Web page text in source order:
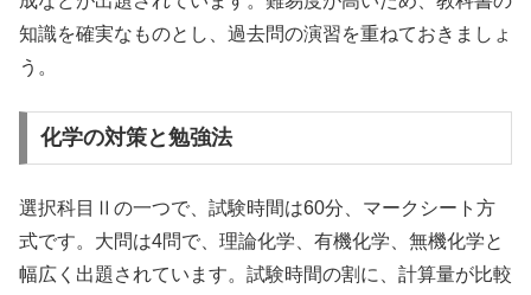
知識を確実なものとし、過去問の演習を重ねておきましょ
う。
化学の対策と勉強法
選択科目Ⅱの一つで、試験時間は60分、マークシート方
式です。大問は4問で、理論化学、有機化学、無機化学と
幅広く出題されています。試験時間の割に、計算量が比較